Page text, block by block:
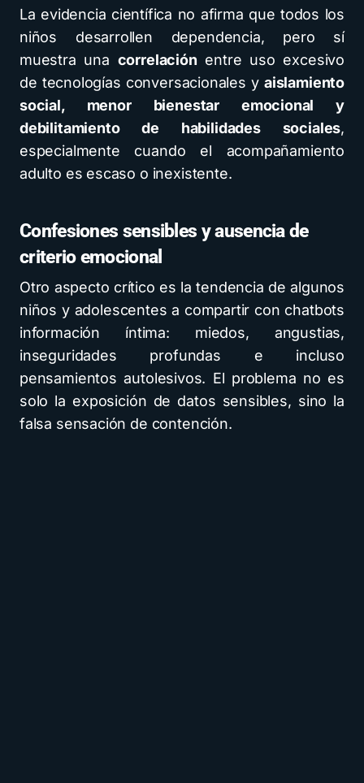
La evidencia científica no afirma que todos los
niños desarrollen dependencia, pero sí
muestra una correlación entre uso excesivo
de tecnologías conversacionales y aislamiento
social, menor bienestar emocional y
debilitamiento de habilidades sociales,
especialmente cuando el acompañamiento
adulto es escaso o inexistente.
Confesiones sensibles y ausencia de
criterio emocional
Otro aspecto crítico es la tendencia de algunos
niños y adolescentes a compartir con chatbots
información íntima: miedos, angustias,
inseguridades profundas e incluso
pensamientos autolesivos. El problema no es
solo la exposición de datos sensibles, sino la
falsa sensación de contención.